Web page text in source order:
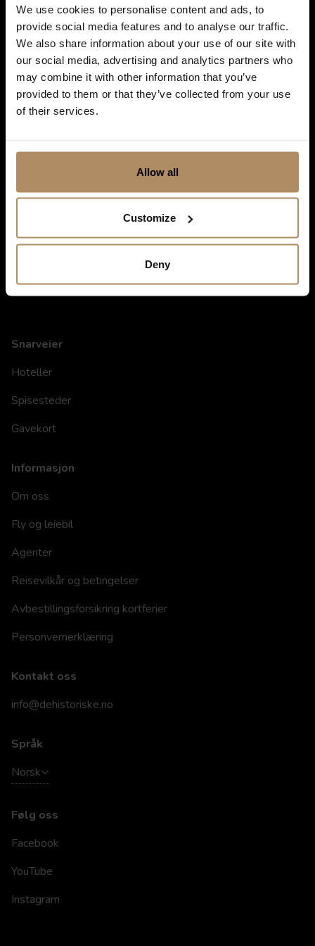
We use cookies to personalise content and ads, to
provide social media features and to analyse our traffic.
We also share information about your use of our site with
our social media, advertising and analytics partners who
may combine it with other information that you’ve
provided to them or that they’ve collected from your use
of their services.
Allow all
Customize
Deny
frister!*
Ved påmelding godkjenner du at De Historiske lagrer kontaktinformasjonen
du gir oss, og at vi sender deg nyhetsbrev om våre produkter og tjenester. Du
kan oppheve abonnementet når som helst. Hvis du vil ha mer informasjon
om vår praksis for personvern og hvordan vi forplikter oss til å beskytte ditt
Snarveier
Hoteller
Spisesteder
Gavekort
Informasjon
Om oss
Fly og leiebil
Agenter
Reisevilkår og betingelser
Avbestillingsforsikring kortferier
Personvernerklæring
Kontakt oss
info@dehistoriske.no
Språk
Norsk
Følg oss
Facebook
YouTube
Instagram